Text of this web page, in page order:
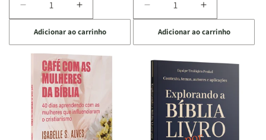
Diminuir
a
quantidade
de
Bíblia
para
Estudo
da
Mulher
Aumentar
a
quantidade
de
Bíblia
para
o
Estudo
da
Mulher
|
Adicionar ao carrinho
Diminuir
a
quantidade
de
Bíblia
o
Estudo
da
Mulher
Aumentar
a
quantidade
de
Bíblia
para
o
Estudo
Mulher
|
Adicionar ao carrinho